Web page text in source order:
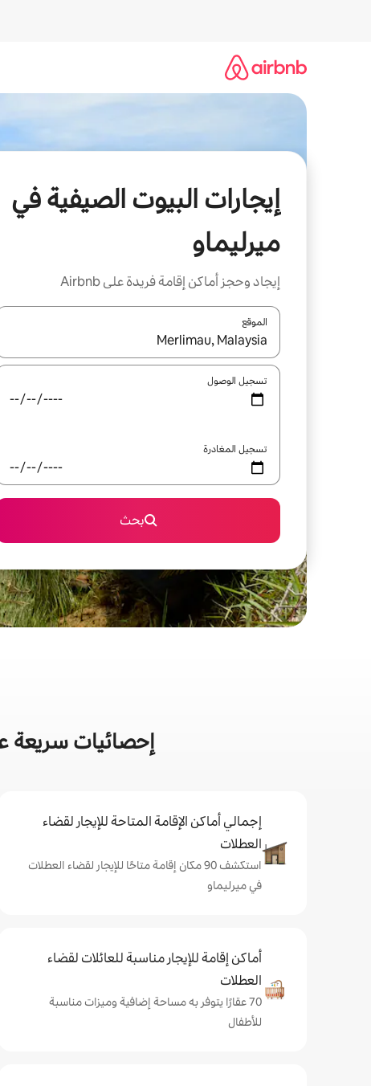
إيجارات البيوت الصيفية في
ميرليماو
إيجاد وحجز أماكن إقامة فريدة على Airbnb
الموقع
عند توفر النتائج، انتقل باستخدام السهمين لأعلى
تسجيل الوصول
تسجيل المغادرة
بحث
إحصائيات سريعة
إجمالي أماكن الإقامة المتاحة للإيجار لقضاء
العطلات
استكشف 90 مكان إقامة متاحًا للإيجار لقضاء العطلات
في ميرليماو
أماكن إقامة للإيجار مناسبة للعائلات لقضاء
العطلات
70 عقارًا يتوفر به مساحة إضافية وميزات مناسبة
للأطفال